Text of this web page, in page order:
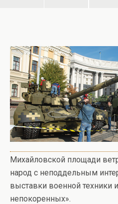
Михайловской площади
народ с неподдельным
выставки военной техники
непокоренных».